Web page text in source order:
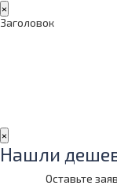
×
Заголовок
×
Нашли
Оставьте